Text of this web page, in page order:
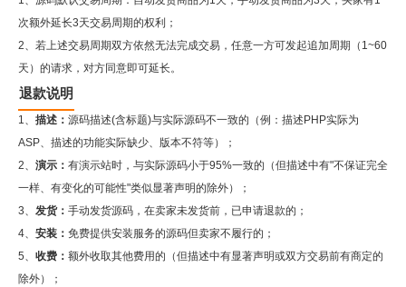
次额外延长3天交易周期的权利；
2、若上述交易周期双方依然无法完成交易，任意一方可发起追加周期（1~60
天）的请求，对方同意即可延长。
退款说明
1、 描述： 源码描述(含标题)与实际源码不一致的（例：描述PHP实际为
ASP、描述的功能实际缺少、版本不符等）；
2、 演示： 有演示站时，与实际源码小于95%一致的（但描述中有"不保证完全
一样、有变化的可能性"类似显著声明的除外）；
3、 发货： 手动发货源码，在卖家未发货前，已申请退款的；
4、 安装： 免费提供安装服务的源码但卖家不履行的；
5、 收费： 额外收取其他费用的（但描述中有显著声明或双方交易前有商定的
除外）；